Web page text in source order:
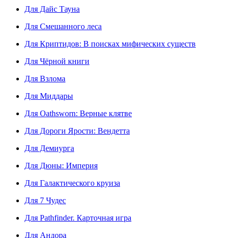
Для Дайс Тауна
Для Смешанного леса
Для Криптидов: В поисках мифических существ
Для Чёрной книги
Для Взлома
Для Миддары
Для Oathsworn: Верные клятве
Для Дороги Ярости: Вендетта
Для Демиурга
Для Дюны: Империя
Для Галактического круиза
Для 7 Чудес
Для Pathfinder. Карточная игра
Для Андора